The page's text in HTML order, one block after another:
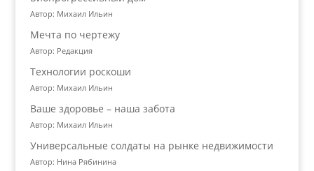
Автор: Михаил Ильин
Мечта по чертежу
Автор: Редакция
Технологии роскоши
Автор: Михаил Ильин
Ваше здоровье – наша забота
Автор: Михаил Ильин
Универсальные солдаты на рынке недвижимости
Автор: Нина Рябинина